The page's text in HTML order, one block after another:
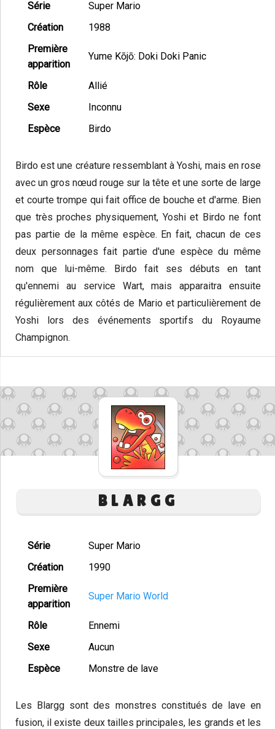
Série
Super Mario
Création
1988
Première
apparition
Yume Kōjō: Doki Doki Panic
Rôle
Allié
Sexe
Inconnu
Espèce
Birdo
Birdo est une créature ressemblant à Yoshi, mais en rose
avec un gros nœud rouge sur la tête et une sorte de large
et courte trompe qui fait office de bouche et d'arme. Bien
que très proches physiquement, Yoshi et Birdo ne font
pas partie de la même espèce. En fait, chacun de ces
deux personnages fait partie d'une espèce du même
nom que lui-même. Birdo fait ses débuts en tant
qu'ennemi au service Wart, mais apparaitra ensuite
régulièrement aux côtés de Mario et particulièrement de
Yoshi lors des événements sportifs du Royaume
Champignon.
BLARGG
Série
Super Mario
Création
1990
Première
apparition
Super Mario World
Rôle
Ennemi
Sexe
Aucun
Espèce
Monstre de lave
Les Blargg sont des monstres constitués de lave en
fusion, il existe deux tailles principales, les grands et les